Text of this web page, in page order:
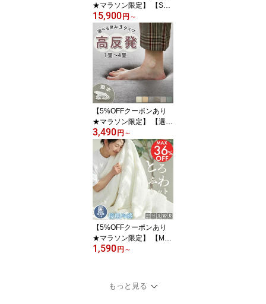
★マラソン限定】 【SAL
E】マットレス ポケット
コイル 高密度 シングル
セミダブル ダブル レギ
ュラー 横向き寝 寝返り
横寝 腰痛 エッジサポー
ト 厚さ20cm スプリング
ポケットイルマットレス
ベッド 寝具 体圧分散
15,900 円 ～
【5%OFFクーポンあり
★マラソン限定】 【選べ
る厚み】高反発 極厚 ラ
グ 防音 ラグマット はっ
水 カーペット へたりに
くい 厚手 滑り止め オー
ルシーズン ラグカーペッ
ト マット 絨毯 子供部屋
ペット 小さめ 大きめ 正
方形 長方形 北欧 オシャ
レ
3,490 円 ～
【5%OFFクーポンあり
★マラソン限定】 【MA
X36%SALE】【とろける
掛け布団 夏用 洗える キ
ルトケット タオルケット
1,590 円 ～
もっと見る